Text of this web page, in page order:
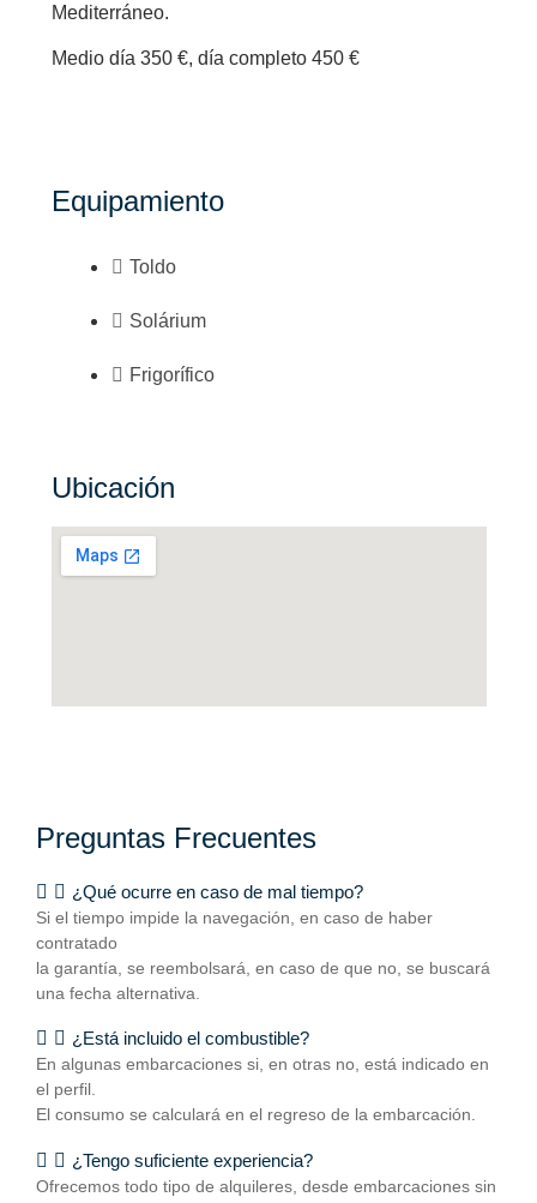
Mediterráneo.
Medio día 350 €, día completo 450 €
Equipamiento
Toldo
Solárium
Frigorífico
Ubicación
Preguntas Frecuentes
¿Qué ocurre en caso de mal tiempo?
Si el tiempo impide la navegación, en caso de haber
contratado
la garantía, se reembolsará, en caso de que no, se buscará
una fecha alternativa.
¿Está incluido el combustible?
En algunas embarcaciones si, en otras no, está indicado en
el perfil.
El consumo se calculará en el regreso de la embarcación.
¿Tengo suficiente experiencia?
Ofrecemos todo tipo de alquileres, desde embarcaciones sin